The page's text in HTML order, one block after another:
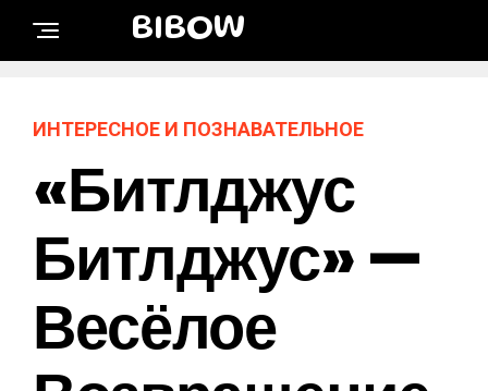
BIBOW
ИНТЕРЕСНОЕ И ПОЗНАВАТЕЛЬНОЕ
«Битлджус
Битлджус» —
Весёлое